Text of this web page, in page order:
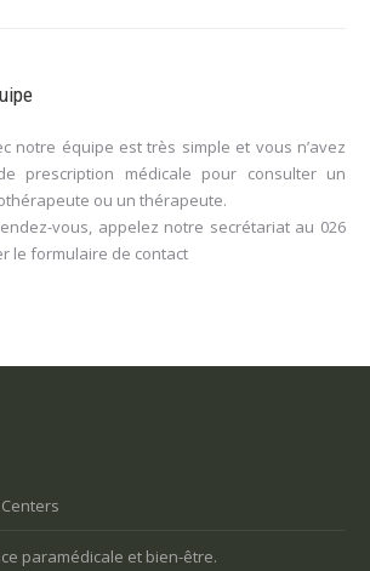
notre équipe est très simple et vous n’avez
prescription médicale pour consulter un
ou un thérapeute.
vous, appelez notre secrétariat au 026
le formulaire de contact
paramédicale et bien-être.